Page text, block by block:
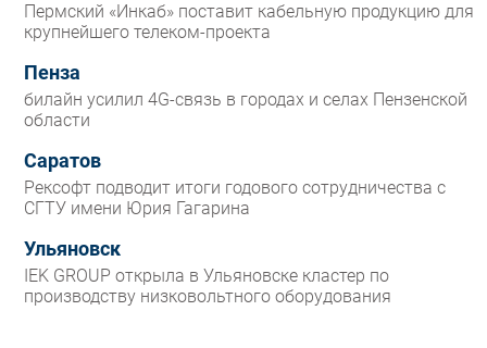
Пермский «Инкаб» поставит кабельную продукцию для
крупнейшего телеком-проекта
Пенза
билайн усилил 4G-связь в городах и селах Пензенской
области
Саратов
Рексофт подводит итоги годового сотрудничества с
СГТУ имени Юрия Гагарина
Ульяновск
IEK GROUP открыла в Ульяновске кластер по
производству низковольтного оборудования